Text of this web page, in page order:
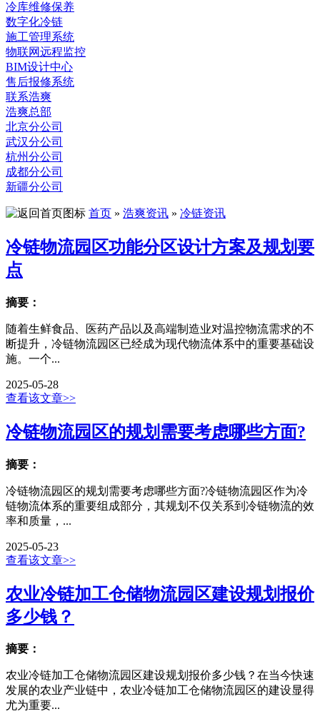
冷库维修保养
数字化冷链
施工管理系统
物联网远程监控
BIM设计中心
售后报修系统
联系浩爽
浩爽总部
北京分公司
武汉分公司
杭州分公司
成都分公司
新疆分公司
首页 » 浩爽资讯 » 冷链资讯
冷链物流园区功能分区设计方案及规划要
点
摘要：
随着生鲜食品、医药产品以及高端制造业对温控物流需求的不
断提升，冷链物流园区已经成为现代物流体系中的重要基础设
施。一个...
2025-05-28
查看该文章>>
冷链物流园区的规划需要考虑哪些方面?
摘要：
冷链物流园区的规划需要考虑哪些方面?冷链物流园区作为冷
链物流体系的重要组成部分，其规划不仅关系到冷链物流的效
率和质量，...
2025-05-23
查看该文章>>
农业冷链加工仓储物流园区建设规划报价
多少钱？
摘要：
农业冷链加工仓储物流园区建设规划报价多少钱？在当今快速
发展的农业产业链中，农业冷链加工仓储物流园区的建设显得
尤为重要...